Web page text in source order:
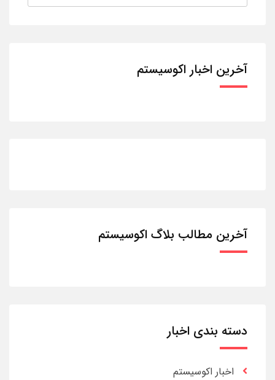
آخرین اخبار اکوسیستم
آخرین مطالب بلاگ اکوسیستم
دسته بندی اخبار
اخبار اکوسیستم